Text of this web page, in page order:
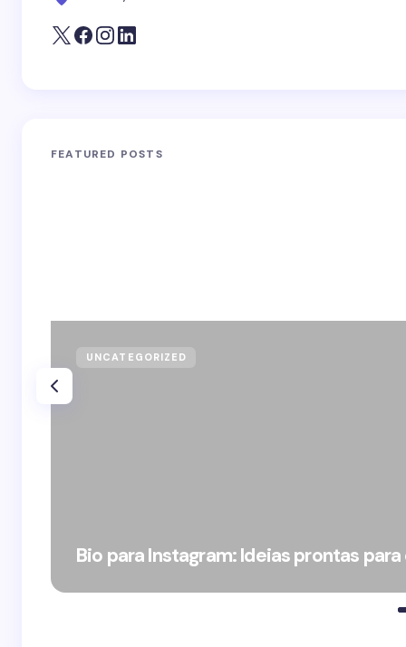
FEATURED POSTS
UNCATEGORIZED
Bio para Instagram: Ideias prontas